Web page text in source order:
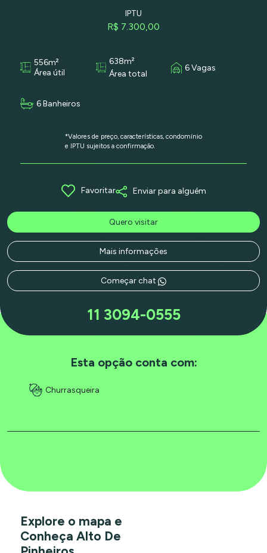
IPTU
R$ 7.300,00
556m²
Área útil
638m²
Área total
6 Vagas
6 Banheiros
*Valores de preço, características, condomínio
e IPTU sujeitos a confirmação.
Favoritar Enviar para alguém
Quero visitar
Mais informações
Começar chat
11 3094-0555
Esta opção conta com:
Churrasqueira
Explore o mapa e
Conheça Alto De